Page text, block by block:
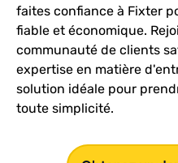
faites confiance à Fixter
fiable et économique.
communauté de clients
expertise en matière
solution idéale pour
toute simplicité.